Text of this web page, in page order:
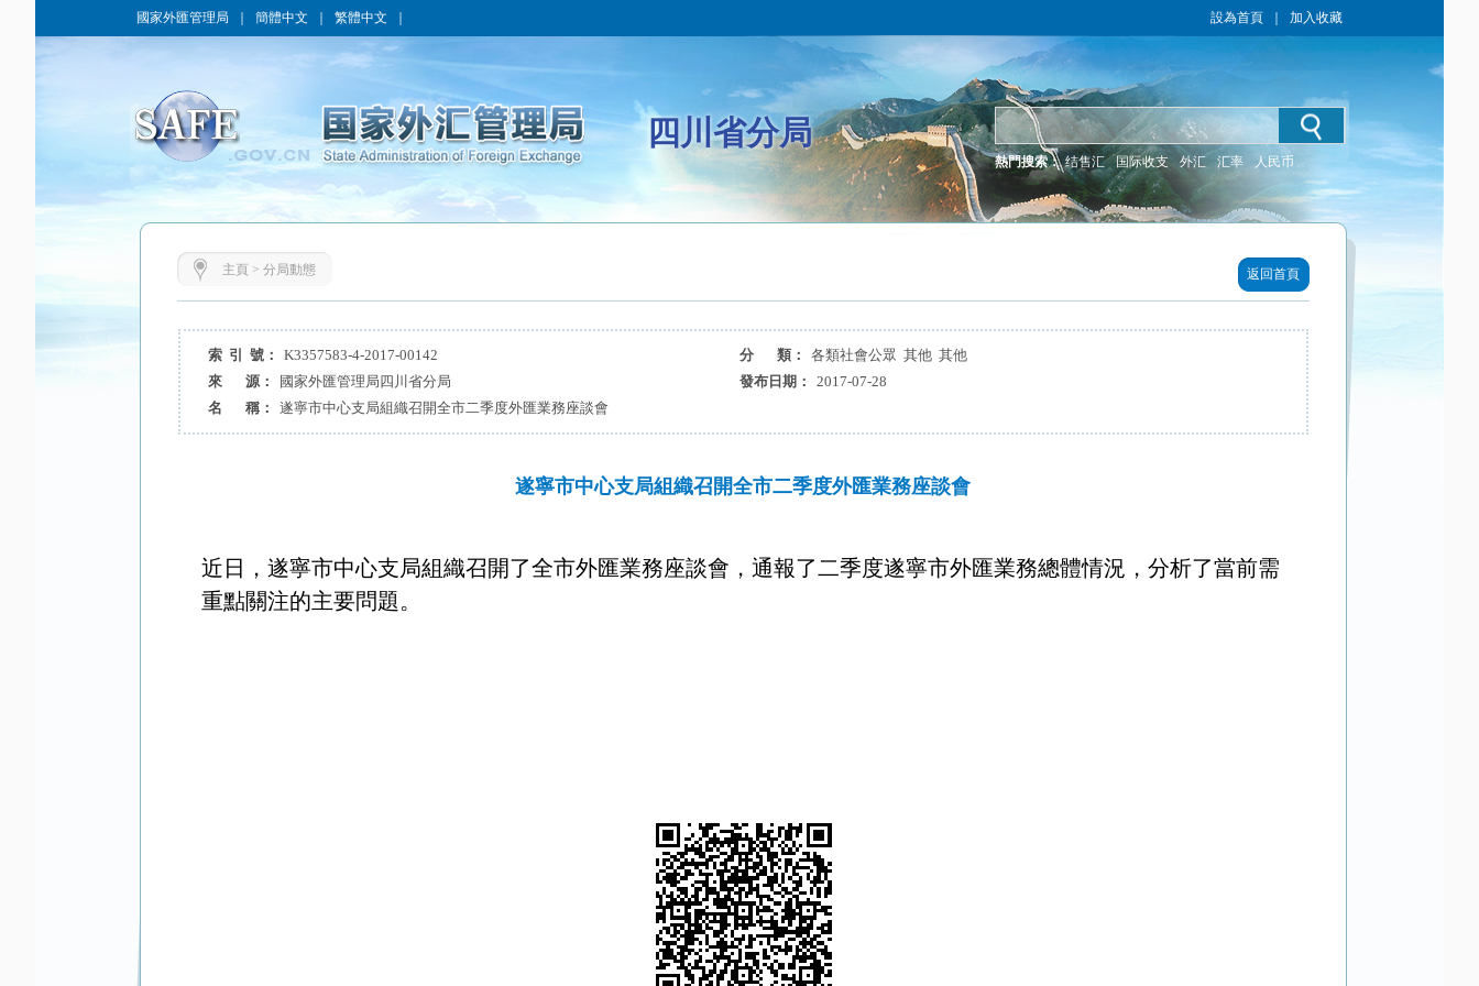
國家外匯管理局 簡體中文 繁體中文 設為首頁 加入收藏
四川省分局
熱門搜索： 结售汇 国际收支 外汇 汇率 人民币
主頁 > 分局動態 返回首頁
索 引 號： K3357583-4-2017-00142 分 類：
各類社會公眾 其他 其他
來 源：
國家外匯管理局四川省分局 發布日期：
2017-07-28
名 稱：
遂寧市中心支局組織召開全市二季度外匯業務座談會
遂寧市中心支局組織召開全市二季度外匯業務座談會
近日，遂寧市中心支局組織召開了全市外匯業務座談會，通報了二季度遂寧市外匯業務總體情況，分析了當前需
重點關注的主要問題。